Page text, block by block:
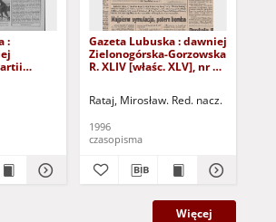
:
Gazeta Lubuska : dawniej
Zielonogórska-Gorzowska
R. XLIV [właśc. XLV], nr 52
Rataj, Mirosław. Red. nacz.
1996
czasopisma
Więcej